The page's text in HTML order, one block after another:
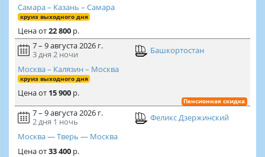
Самара – Казань – Самара
круиз выходного дня
Ценаот22 800р.
7 – 9 августа 2026 г.
3 дня 2 ночи
Башкортостан
Москва – Калязин – Москва
круиз выходного дня
Ценаот 15 900р.
Пенсионная скидка
7 – 9 августа 2026 г.
2 дня 1 ночь
Феликс Дзержинский
Москва — Тверь — Москва
Ценаот33 400р.